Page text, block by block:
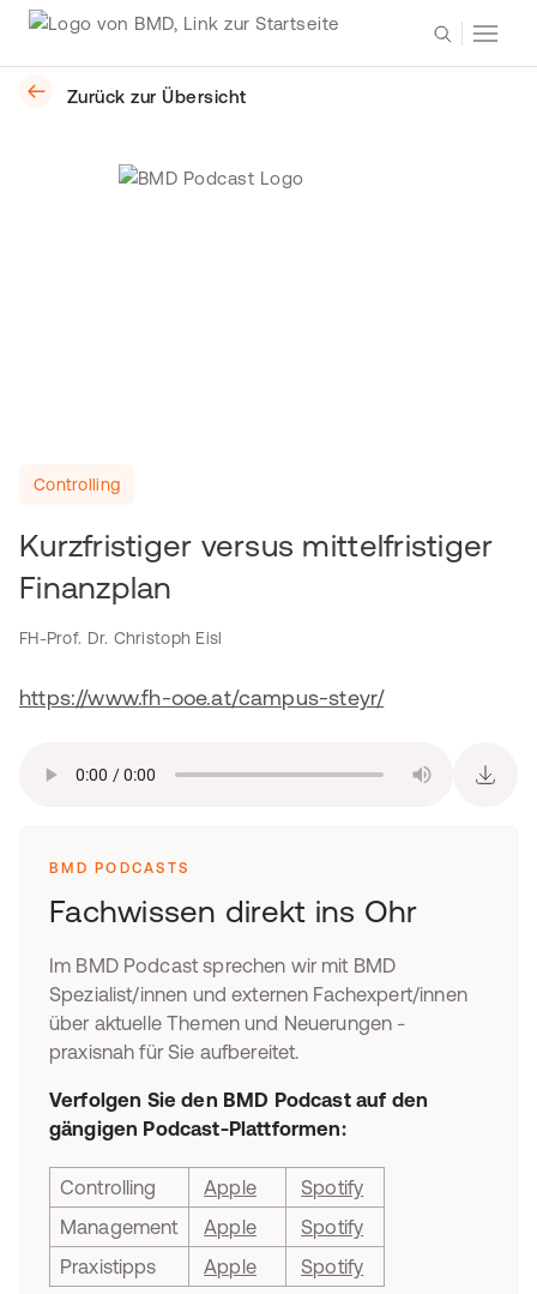
Zurück zur Übersicht
Controlling
Kurzfristiger versus mittelfristiger
Finanzplan
FH-Prof. Dr. Christoph Eisl
https://www.fh-ooe.at/campus-steyr/
BMD PODCASTS
Fachwissen direkt ins Ohr
Im BMD Podcast sprechen wir mit BMD
Spezialist/innen und externen Fachexpert/innen
über aktuelle Themen und Neuerungen -
praxisnah für Sie aufbereitet.
Verfolgen Sie den BMD Podcast auf den
gängigen Podcast-Plattformen:
Controlling Apple
Spotify
Management
Apple
Spotify
Praxistipps
Apple Spotify